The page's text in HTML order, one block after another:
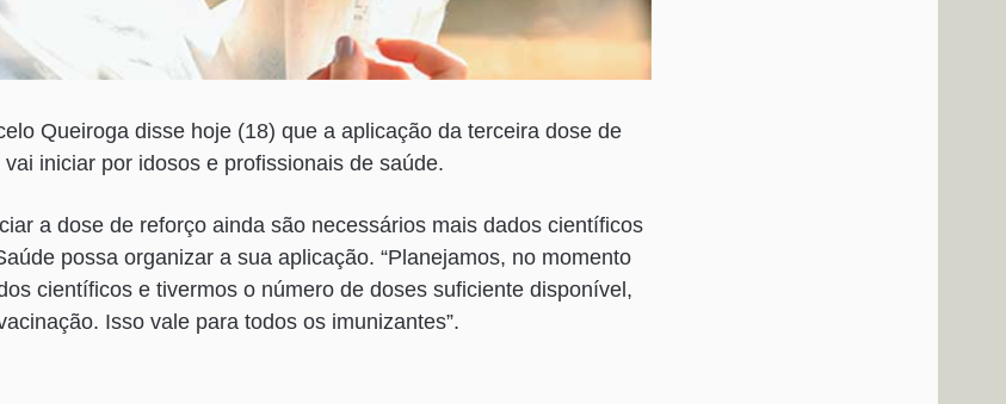
Queiroga disse hoje (18) que a aplicação da terceira dose de
iniciar por idosos e profissionais de saúde.
a dose de reforço ainda são necessários mais dados científicos
possa organizar a sua aplicação. “Planejamos, no momento
científicos e tivermos o número de doses suficiente disponível,
Isso vale para todos os imunizantes”.